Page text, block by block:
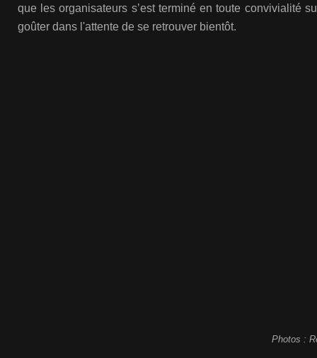
que les organisateurs s’est terminé en toute convivialité
goûter dans l'attente de se retrouver bientôt.
Photos :